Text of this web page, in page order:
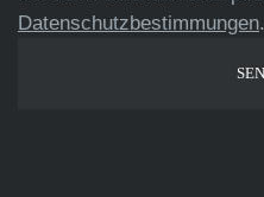
Datenschutzbestimmungen.